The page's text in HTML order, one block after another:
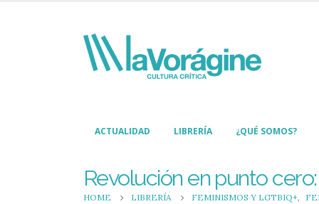
ACTUALIDAD LIBRERÍA ¿QUÉ SOMOS?
Revolución en punto
HOME LIBRERÍA FEMINISMOS Y LGTBIQ+,